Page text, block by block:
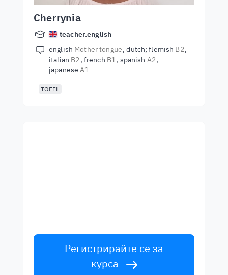
Cherrynia
teacher.english
english Mother tongue dutch; flemish B2
italian B2 french B1 spanish A2
japaneseA1
TOEFL
Регистрирайте се за
курса